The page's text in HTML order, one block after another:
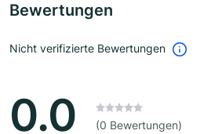
Bewertungen
Nicht verifizierte Bewertungen
0.0 (0 Bewertungen)